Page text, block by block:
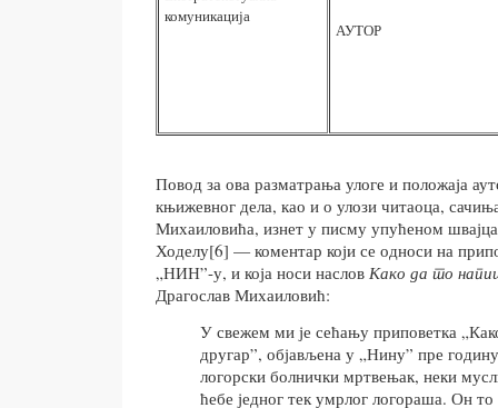
комуникација
АУТОР
Повод за ова разматрања улоге и положаја
књижевног дела, као и о улози читаоца,
Михаиловића, изнет у писму упућеном
Ходелу[6] — коментар који се односи на
„НИН”-у, и која носи наслов Како да то
Драгослав Михаиловић:
У свежем ми је сећању приповетка
другар”, објављена у „Нину” пре
логорски болнички мртвењак, неки
ћебе једног тек умрлог логораша. Он